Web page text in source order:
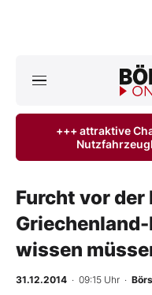
ktuelle
Finanz-Check
+++ attraktive
Furcht vor der
wissen
31.12.2014 · 09:15 Uhr ·